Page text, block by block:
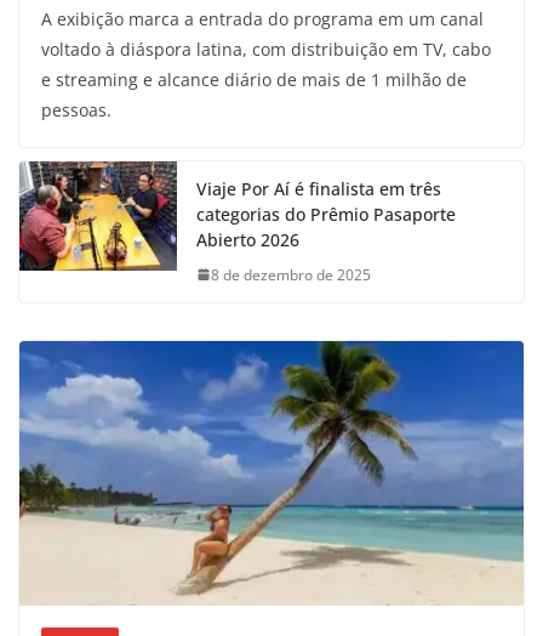
A exibição marca a entrada do programa em um canal
voltado à diáspora latina, com distribuição em TV, cabo
e streaming e alcance diário de mais de 1 milhão de
pessoas.
Viaje Por Aí é finalista em três
categorias do Prêmio Pasaporte
Abierto 2026
8 de dezembro de 2025